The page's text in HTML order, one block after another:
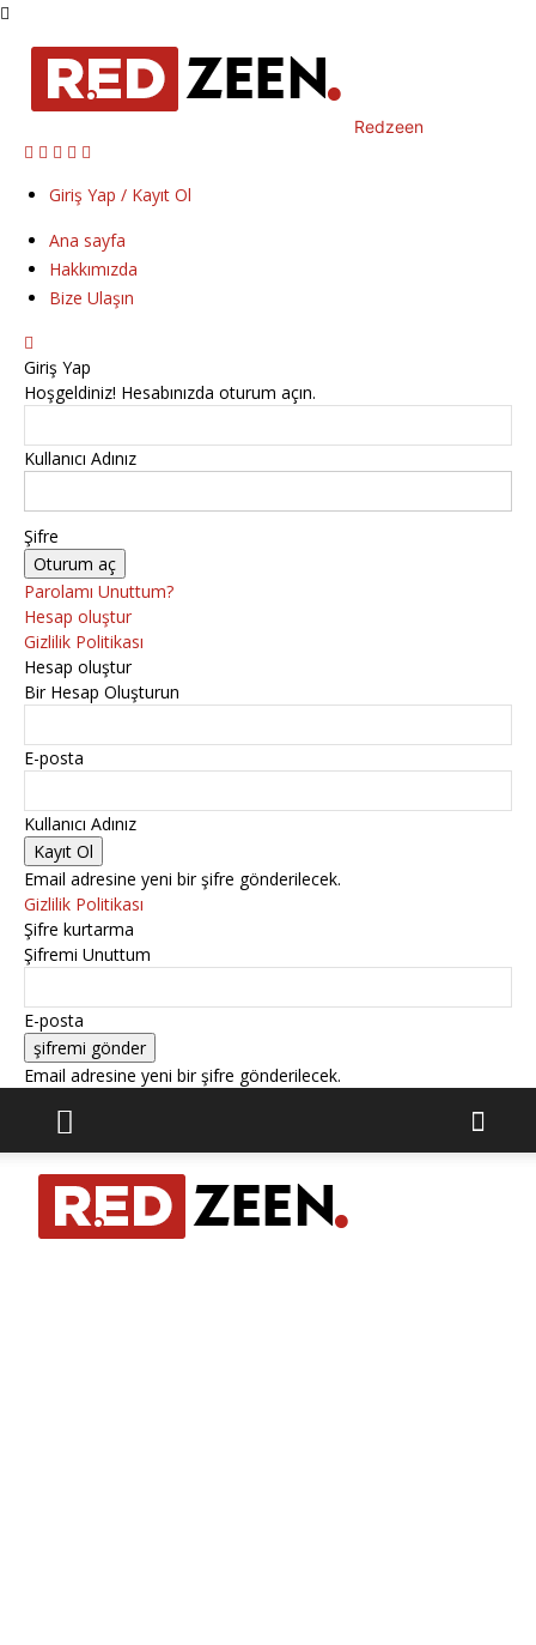
Redzeen
Giriş Yap / Kayıt Ol
Ana sayfa
Hakkımızda
Bize Ulaşın
Giriş Yap
Hoşgeldiniz! Hesabınızda oturum açın.
Kullanıcı Adınız
Şifre
Parolamı Unuttum?
Hesap oluştur
Gizlilik Politikası
Hesap oluştur
Bir Hesap Oluşturun
E-posta
Kullanıcı Adınız
Email adresine yeni bir şifre gönderilecek.
Gizlilik Politikası
Şifre kurtarma
Şifremi Unuttum
E-posta
Email adresine yeni bir şifre gönderilecek.